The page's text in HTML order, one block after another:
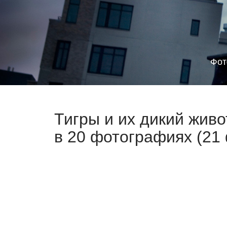
Тигры и их дикий
в 20 фотографиях (21